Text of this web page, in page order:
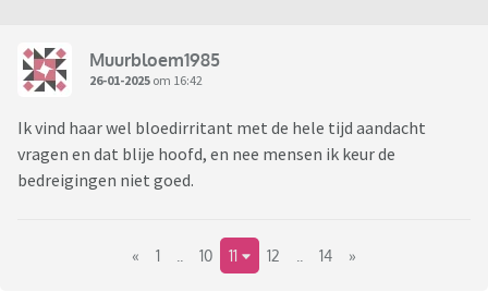
Muurbloem1985
26-01-2025 om 16:42
Ik vind haar wel bloedirritant met de hele tijd aandacht
vragen en dat blije hoofd, en nee mensen ik keur de
bedreigingen niet goed.
« 1 10 11 12 14 »